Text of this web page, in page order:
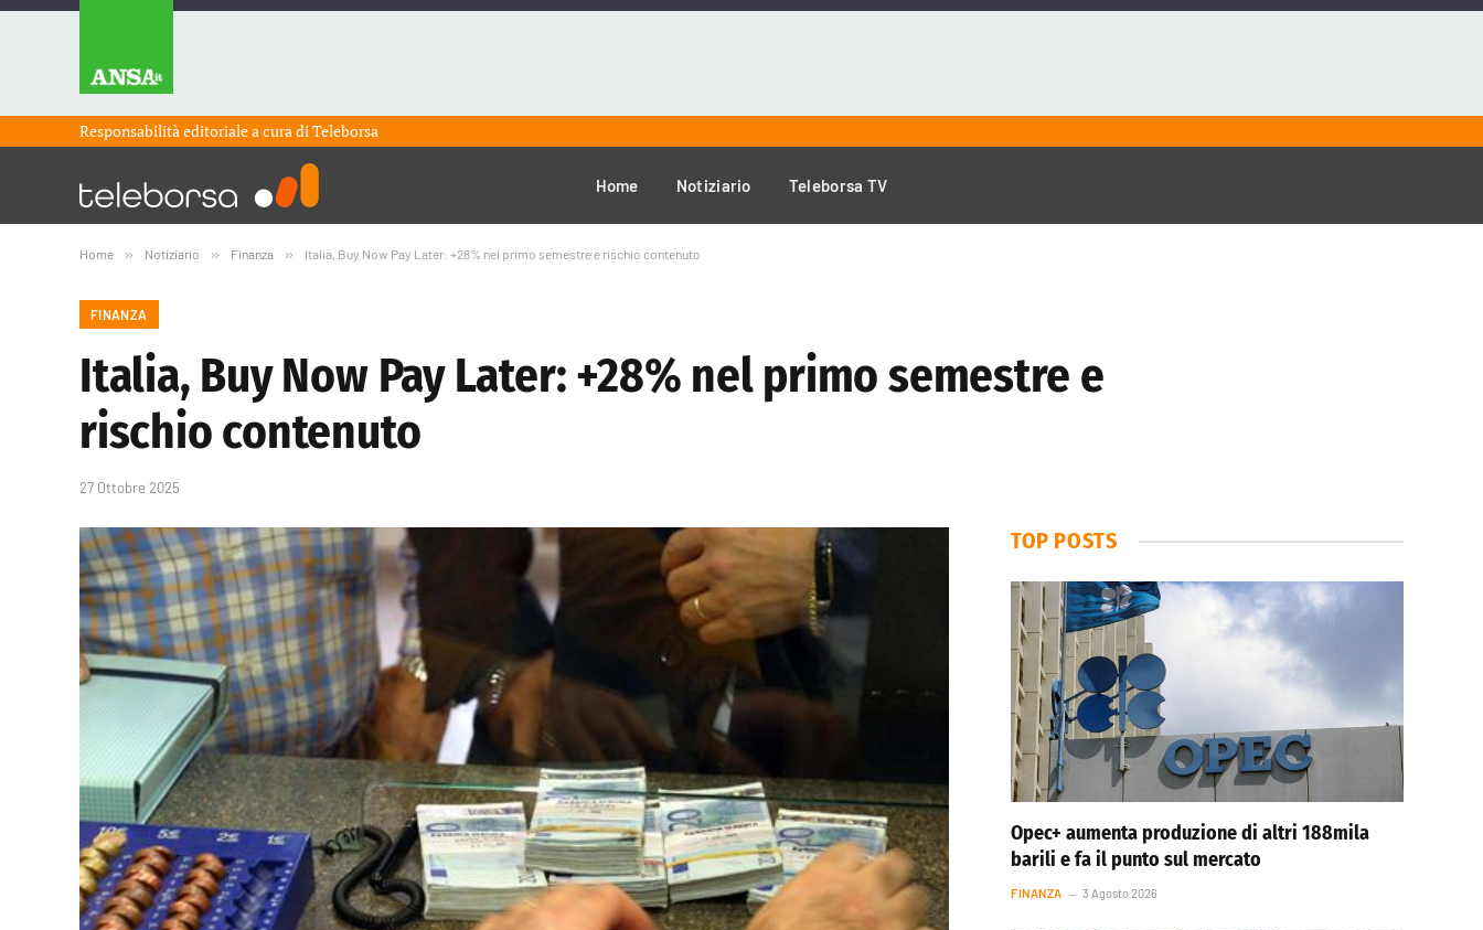
Responsabilità editoriale a cura diTeleborsa
Home Notiziario Teleborsa TV
Home » Notiziario » Finanza » Italia, Buy Now Pay Later: +28% nel primo semestre e rischio contenuto
FINANZA
Italia, Buy Now Pay Later: +28% nel primo semestre e
rischio contenuto
27 Ottobre 2025
TOP POSTS
Opec+ aumenta produzione di altri 188mila
barili e fa il punto sul mercato
FINANZA 3 Agosto 2026